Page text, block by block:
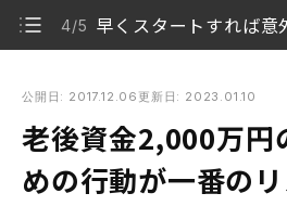
4/5
ジ
1/5 長生きリスク、老後破産が問
2/5 老後には月27万円、定年時に
公開日: 2017.12.06 更新日: 2023.01.10
老後資金2,000万円
めの行動が一番の